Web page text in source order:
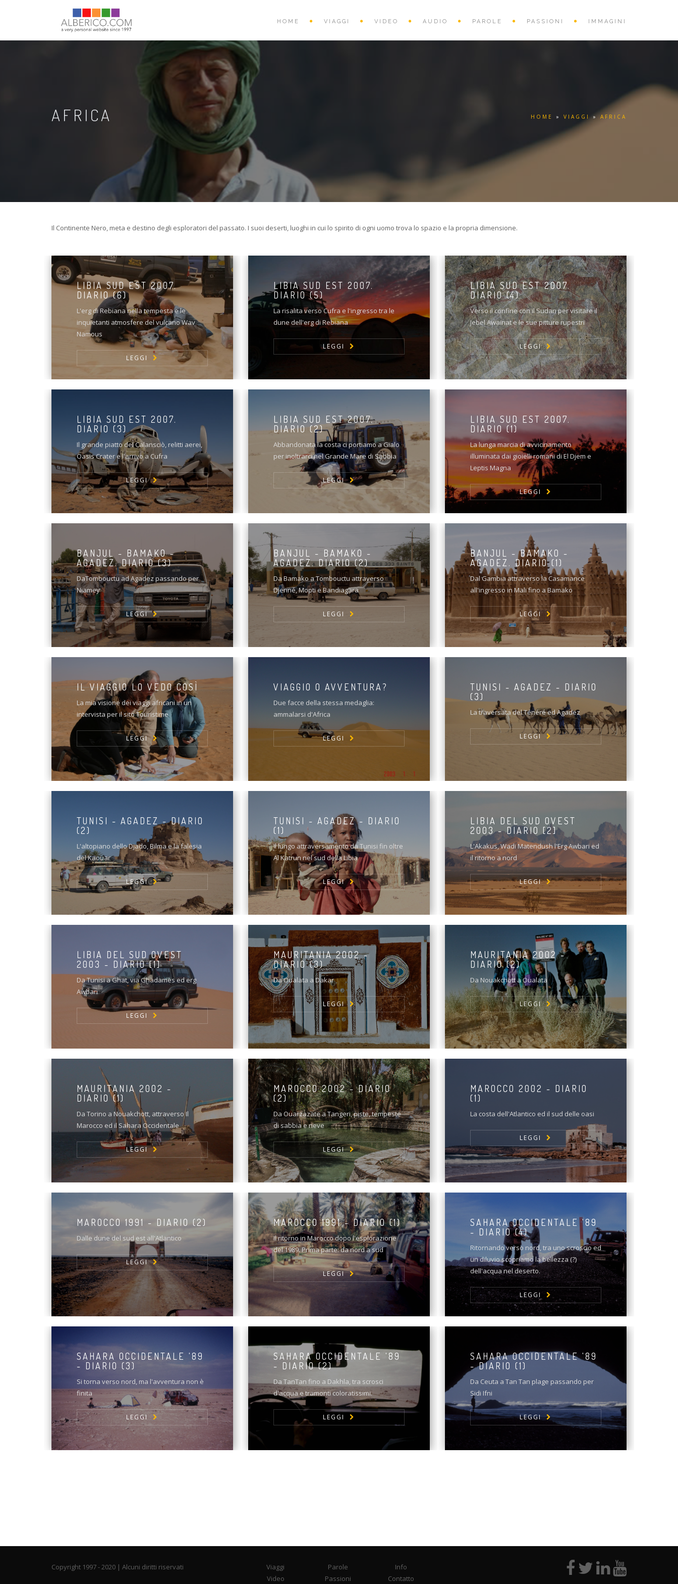
HOME VIAGGI VIDEO AUDIO PAROLE PASSIONI IMMAGINI
AFRICA HOME » VIAGGI »AFRICA
Il Continente Nero, meta e destino degli esploratori del passato. I suoi deserti, luoghi in cui lo spirito di ogni uomo trova lo spazio e la propria dimensione.
LIBIA SUD EST 2007.
DIARIO (6)
L'erg di Rebiana nella tempesta e le
inquietanti atmosfere del vulcano Wav
Namous
LEGGI
LIBIA SUD EST 2007.
DIARIO (5)
La risalita verso Cufra e l'ingresso tra le
dune dell'erg di Rebiana
LEGGI
LIBIA SUD EST 2007.
DIARIO (4)
Verso il confine con il Sudan per visitare il
Jebel Awainat e le sue pitture rupestri
LEGGI
LIBIA SUD EST 2007.
DIARIO (3)
Il grande piatto del Calansciò, relitti aerei,
Oasis Crater e l'arrivo a Cufra
LEGGI
LIBIA SUD EST 2007.
DIARIO (2)
Abbandonata la costa ci portiamo a Gialo
per inoltrarci nel Grande Mare di Sabbia
LEGGI
LIBIA SUD EST 2007.
DIARIO (1)
La lunga marcia di avvicinamento
illuminata dai gioielli romani di El Djem e
Leptis Magna
LEGGI
BANJUL - BAMAKO -
AGADEZ. DIARIO (3)
DaTombouctu ad Agadez passando per
Niamey
LEGGI
BANJUL - BAMAKO -
AGADEZ. DIARIO (2)
Da Bamako a Tombouctu attraverso
Djenné, Mopti e Bandiagara
LEGGI
BANJUL - BAMAKO -
AGADEZ. DIARIO (1)
Dal Gambia attraverso la Casamance
all'ingresso in Mali fino a Bamako
LEGGI
IL VIAGGIO LO VEDO COSÌ
La mia visione dei viaggi africani in un
intervista per il sito Touristime
LEGGI
VIAGGIO O AVVENTURA?
Due facce della stessa medaglia:
ammalarsi d'Africa
LEGGI
TUNISI - AGADEZ - DIARIO
(3)
La traversata del Ténéré ed Agadez
LEGGI
TUNISI - AGADEZ - DIARIO
(2)
L'altopiano dello Djado, Bilma e la falesia
del Kaouar
LEGGI
TUNISI - AGADEZ - DIARIO
(1)
Il lungo attraversamento da Tunisi fin oltre
Al Katrun nel sud della Libia
LEGGI
LIBIA DEL SUD OVEST
2003 - DIARIO [2]
L'Akakus, Wadi Matendush l'Erg Awbari ed
il ritorno a nord
LEGGI
LIBIA DEL SUD OVEST
2003 - DIARIO [1]
Da Tunisi a Ghat, via Ghadames ed erg
Awbari
LEGGI
MAURITANIA 2002 -
DIARIO (3)
Da Oualata a Dakar
LEGGI
MAURITANIA 2002 -
DIARIO (2)
Da Nouakchott a Oualata
LEGGI
MAURITANIA 2002 -
DIARIO (1)
Da Torino a Nouakchott, attraverso Il
Marocco ed il Sahara Occidentale
LEGGI
MAROCCO 2002 - DIARIO
(2)
Da Ouarzazate a Tangeri, piste, tempeste
di sabbia e neve
LEGGI
MAROCCO 2002 - DIARIO
(1)
La costa dell'Atlantico ed il sud delle oasi
LEGGI
MAROCCO 1991 - DIARIO (2)
Dalle dune del sud est all'Atlantico
LEGGI
MAROCCO 1991 - DIARIO (1)
Il ritorno in Marocco dopo l'esplorazione
del 1989. Prima parte: da nord a sud
LEGGI
SAHARA OCCIDENTALE '89
- DIARIO (4)
Ritornando verso nord, tra uno scroscio ed
un diluvio scopriamo la bellezza (?)
dell'acqua nel deserto.
LEGGI
SAHARA OCCIDENTALE '89
- DIARIO (3)
Si torna verso nord, ma l'avventura non è
finita
LEGGI
SAHARA OCCIDENTALE '89
- DIARIO (2)
Da TanTan fino a Dakhla, tra scrosci
d'acqua e tramonti coloratissimi.
LEGGI
SAHARA OCCIDENTALE '89
- DIARIO (1)
Da Ceuta a Tan Tan plage passando per
Sidi Ifni
LEGGI
Copyright 1997 - 2020 | Alcuni diritti riservati
Viaggi
Video
Parole
Passioni
Info
Contatto